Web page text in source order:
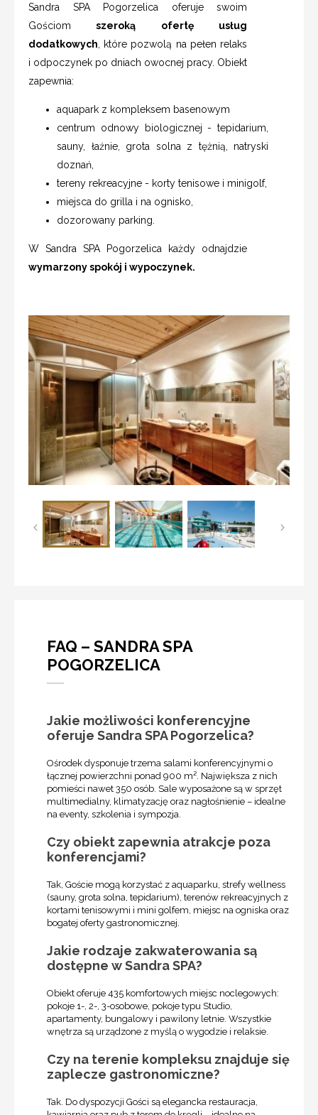
Sandra SPA Pogorzelica oferuje swoim
Gościom szeroką ofertę usług
dodatkowych , które pozwolą na pełen relaks
i odpoczynek po dniach owocnej pracy. Obiekt
zapewnia:
aquapark z kompleksem basenowym
centrum odnowy biologicznej - tepidarium,
sauny, łaźnie, grota solna z tężnią, natryski
doznań,
tereny rekreacyjne - korty tenisowe i minigolf,
miejsca do grilla i na ognisko,
dozorowany parking.
W Sandra SPA Pogorzelica każdy odnajdzie
wymarzony spokój i wypoczynek.
FAQ – SANDRA SPA
POGORZELICA
Jakie możliwości konferencyjne
oferuje Sandra SPA Pogorzelica?
Ośrodek dysponuje trzema salami konferencyjnymi o
łącznej powierzchni ponad 900 m². Największa z nich
pomieści nawet 350 osób. Sale wyposażone są w sprzęt
multimedialny, klimatyzację oraz nagłośnienie – idealne
na eventy, szkolenia i sympozja.
Czy obiekt zapewnia atrakcje poza
konferencjami?
Tak, Goście mogą korzystać z aquaparku, strefy wellness
(sauny, grota solna, tepidarium), terenów rekreacyjnych z
kortami tenisowymi i mini golfem, miejsc na ogniska oraz
bogatej oferty gastronomicznej.
Jakie rodzaje zakwaterowania są
dostępne w Sandra SPA?
Obiekt oferuje 435 komfortowych miejsc noclegowych:
pokoje 1-, 2-, 3-osobowe, pokoje typu Studio,
apartamenty, bungalowy i pawilony letnie. Wszystkie
wnętrza są urządzone z myślą o wygodzie i relaksie.
Czy na terenie kompleksu znajduje się
zaplecze gastronomiczne?
Tak. Do dyspozycji Gości są elegancka restauracja,